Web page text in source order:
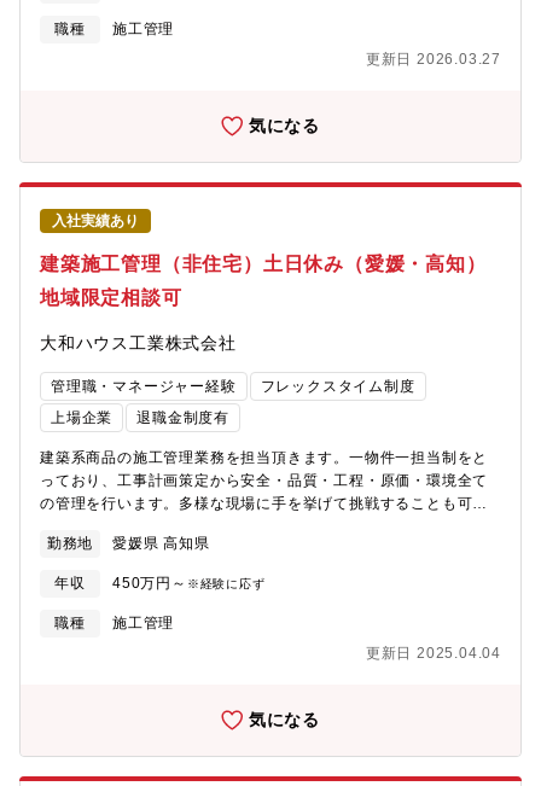
をリアルタイムで集結し、グローバルなサービスを提供します。
HP：https://www2.deloitte.com/jp/ja/pages/about-
称:Big4）の1社である「デロイトトーマツ」は、日本最大級のプ
ロフェッショナルグループの1つであり、各法人がそれぞれの適用
法令に従い、「税務」「監査・保証業務」「リスクアドバイザリ
ー」「コンサルティング」「ファイナンシャルアドバイザリー」
「法務」等を提供しています。国内約30都市に約2万名の専門家を
擁し、多国籍企業や主要な日本企業をクライアントとしていま
す。HP：https://www2.deloitte.com/jp/ja.html
https://www.daiwahouse.com/businessfield/housing/kodate.html
職種
施工管理
更新日 2026.03.27
気になる
入社実績あり
建築施工管理（非住宅）土日休み（愛媛・高知）
地域限定相談可
大和ハウス工業株式会社
管理職・マネージャー経験
フレックスタイム制度
上場企業
退職金制度有
建築系商品の施工管理業務を担当頂きます。一物件一担当制をと
っており、工事計画策定から安全・品質・工程・原価・環境全て
の管理を行います。多様な現場に手を挙げて挑戦することも可能
設、オフィスビル、物流施設、医療・介護施設、工場など、急成
長している非住宅領域の案件。◇建築事業(非住宅領域)について…
住宅メーカーとして知られる大和ハウス工業ですが、非住宅事業
の売り上げは2兆円規模。今や住宅領域と互角に並ぶまでの事業成
オフィスビル、物流施設、医療・介護施設、工場などの施工管理
などの大規模物件など幅広い建築物に携われます。
勤務地 愛媛県 高知県
年収 450万円～ ※経験に応ず
職種
施工管理
更新日 2025.04.04
気になる